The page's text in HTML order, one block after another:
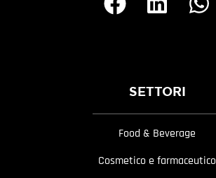
SETTORI
Food & Beverage
Cosmetico e farmaceutico